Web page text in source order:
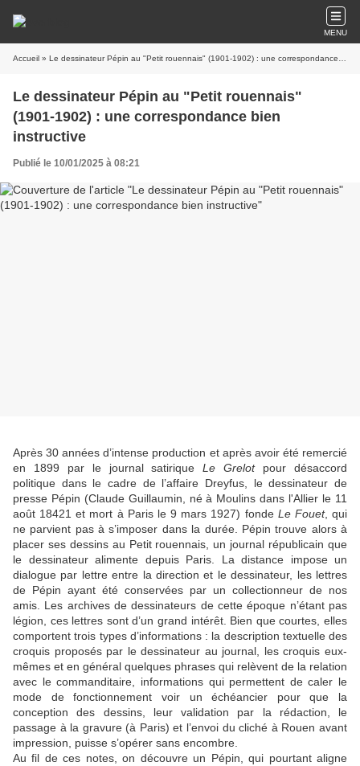
MENU
Accueil » Le dessinateur Pépin au "Petit rouennais" (1901-1902) : une correspondance bien instructive
Le dessinateur Pépin au "Petit rouennais"
(1901-1902) : une correspondance bien
instructive
Publié le 10/01/2025 à 08:21
Après 30 années d’intense production et après avoir été remercié
en 1899 par le journal satiriqueLe Grelotpour désaccord
politique dans le cadre de l’affaire Dreyfus, le dessinateur de
presse Pépin (Claude Guillaumin, né à Moulins dans l'Allier le 11
août 18421 et mort à Paris le 9 mars 1927) fonde Le Fouet, qui
ne parvient pas à s’imposer dans la durée. Pépin trouve alors à
placer ses dessins au Petit rouennais, un journal républicain que
le dessinateur alimente depuis Paris. La distance impose un
dialogue par lettre entre la direction et le dessinateur, les lettres
de Pépin ayant été conservées par un collectionneur de nos
amis. Les archives de dessinateurs de cette époque n’étant pas
légion, ces lettres sont d’un grand intérêt. Bien que courtes, elles
comportent trois types d’informations : la description textuelle des
croquis proposés par le dessinateur au journal, les croquis eux-
mêmes et en général quelques phrases qui relèvent de la relation
avec le commanditaire, informations qui permettent de caler le
mode de fonctionnement voir un échéancier pour que la
conception des dessins, leur validation par la rédaction, le
passage à la gravure (à Paris) et l’envoi du cliché à Rouen avant
impression, puisse s’opérer sans encombre.
Au fil de ces notes, on découvre un Pépin, qui pourtant aligne